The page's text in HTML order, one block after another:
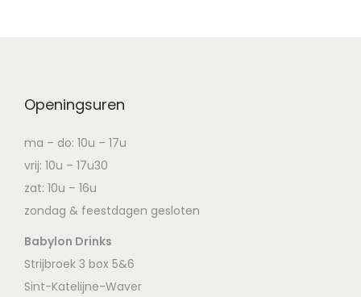
Openingsuren
ma – do: 10u – 17u
vrij: 10u – 17u30
zat: 10u – 16u
zondag & feestdagen gesloten
Babylon Drinks
Strijbroek 3 box 5&6
Sint-Katelijne-Waver